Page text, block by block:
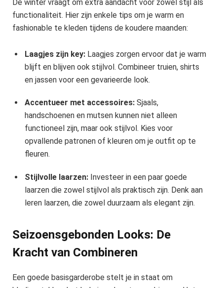
De winter vraagt om extra aandacht voor zowel stijl als
functionaliteit. Hier zijn enkele tips om je warm en
fashionable te kleden tijdens de koudere maanden:
Laagjes zijn key: Laagjes zorgen ervoor dat je warm
blijft en blijven ook stijlvol. Combineer truien, shirts
en jassen voor een gevarieerde look.
Accentueer met accessoires: Sjaals,
handschoenen en mutsen kunnen niet alleen
functioneel zijn, maar ook stijlvol. Kies voor
opvallende patronen of kleuren om je outfit op te
fleuren.
Stijlvolle laarzen: Investeer in een paar goede
laarzen die zowel stijlvol als praktisch zijn. Denk aan
leren laarzen, die zowel duurzaam als elegant zijn.
Seizoensgebonden Looks: De
Kracht van Combineren
Een goede basisgarderobe stelt je in staat om